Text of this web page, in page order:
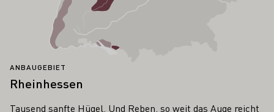
ANBAUGEBIET
Rheinhessen
Tausend sanfte Hügel. Und Reben, so weit das Auge reicht